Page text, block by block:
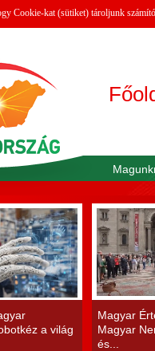
Cookie-kat (sütiket) tároljunk
a világ
Magyar
Magyar
és...